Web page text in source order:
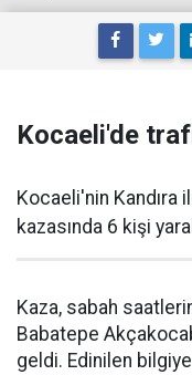
Kocaeli'de
Kocaeli'nin Kandıra
kazasında 6 kişi
Kaza, sabah
Babatepe
geldi. Edinilen